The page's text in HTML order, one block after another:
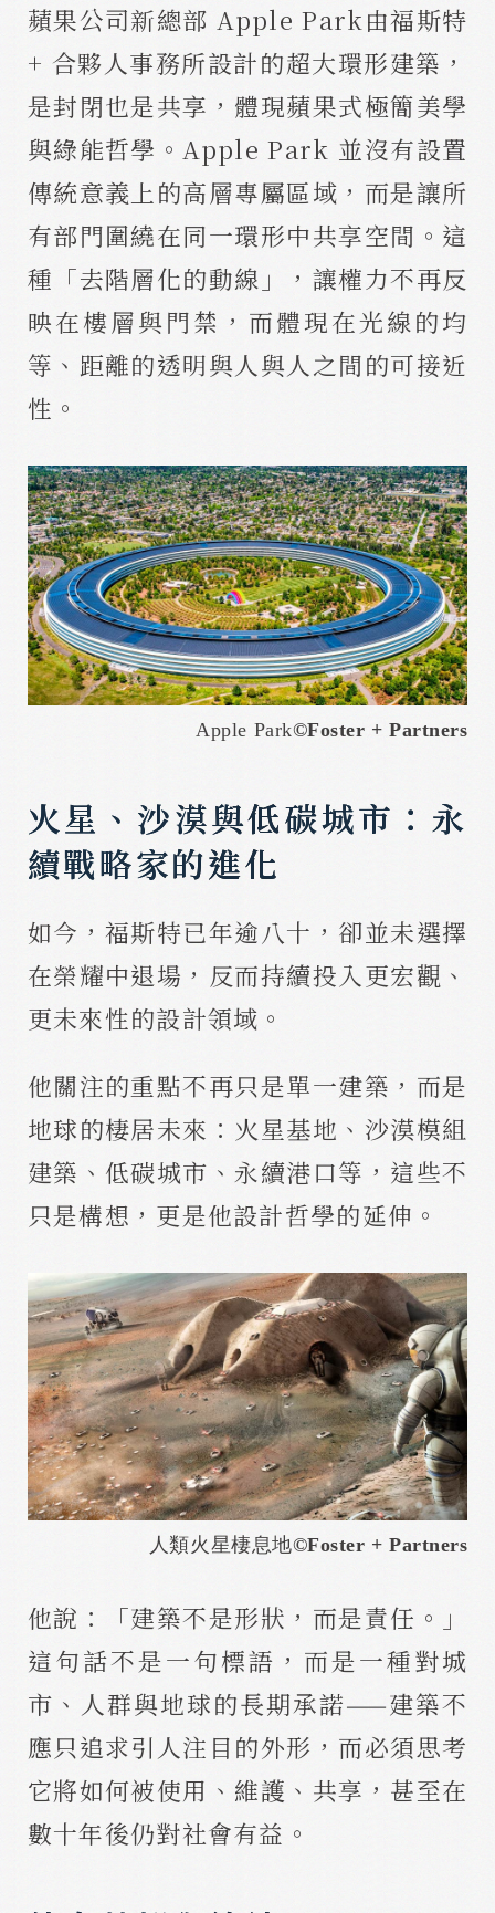
蘋果公司新總部 Apple Park由福斯特
+ 合夥人事務所設計的超大環形建築，
是封閉也是共享，體現蘋果式極簡美學
與綠能哲學。Apple Park 並沒有設置
傳統意義上的高層專屬區域，而是讓所
有部門圍繞在同一環形中共享空間。這
種「去階層化的動線」，讓權力不再反
映在樓層與門禁，而體現在光線的均
等、距離的透明與人與人之間的可接近
性。
Apple Park©Foster + Partners
火星、沙漠與低碳城市：永
續戰略家的進化
如今，福斯特已年逾八十，卻並未選擇
在榮耀中退場，反而持續投入更宏觀、
更未來性的設計領域。
他關注的重點不再只是單一建築，而是
地球的棲居未來：火星基地、沙漠模組
建築、低碳城市、永續港口等，這些不
只是構想，更是他設計哲學的延伸。
人類火星棲息地©Foster + Partners
他說：「建築不是形狀，而是責任。」
這句話不是一句標語，而是一種對城
市、人群與地球的長期承諾——建築不
應只追求引人注目的外形，而必須思考
它將如何被使用、維護、共享，甚至在
數十年後仍對社會有益。